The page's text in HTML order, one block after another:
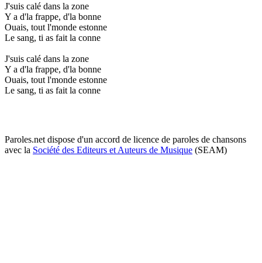
J'suis calé dans la zone
Y a d'la frappe, d'la bonne
Ouais, tout l'monde estonne
Le sang, ti as fait la conne
J'suis calé dans la zone
Y a d'la frappe, d'la bonne
Ouais, tout l'monde estonne
Le sang, ti as fait la conne
Paroles.net dispose d'un accord de licence de paroles de chansons
avec la Société des Editeurs et Auteurs de Musique (SEAM)